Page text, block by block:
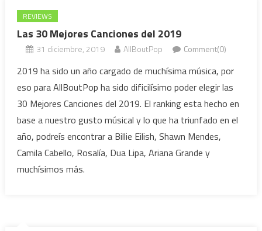
REVIEWS
Las 30 Mejores Canciones del 2019
31 diciembre, 2019 AllBoutPop Comment(0)
2019 ha sido un año cargado de muchísima música, por
eso para AllBoutPop ha sido dificilísimo poder elegir las
30 Mejores Canciones del 2019. El ranking esta hecho en
base a nuestro gusto músical y lo que ha triunfado en el
año, podreís encontrar a Billie Eilish, Shawn Mendes,
Camila Cabello, Rosalía, Dua Lipa, Ariana Grande y
muchísimos más.